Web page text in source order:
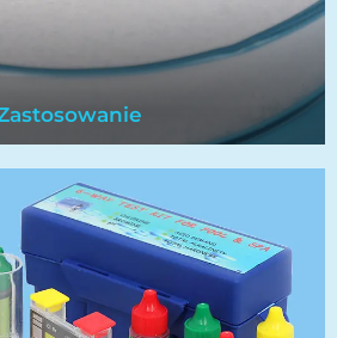
spełniają normy
Przedłużają one czas